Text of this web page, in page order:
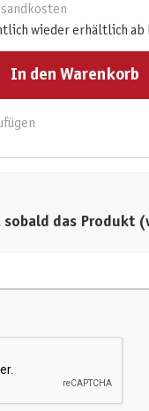
wieder erhältlich ab
Wert ein oder benutze die
In den Warenkorb
sobald das Produkt